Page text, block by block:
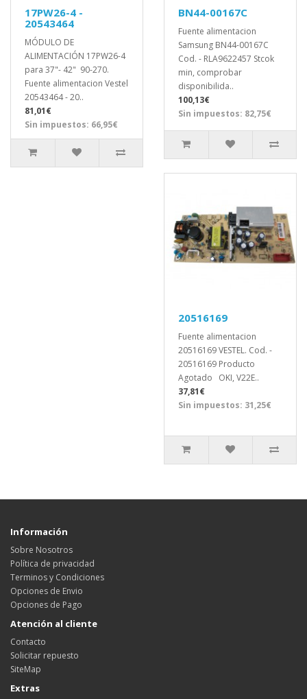
17PW26-4 -
20543464
MÓDULO DE
ALIMENTACIÓN 17PW26-4
para 37"- 42" 90-270.
Fuente alimentacion Vestel
20543464 - 20..
81,01€
Sin impuestos: 66,95€
BN44-00167C
Fuente alimentacion
Samsung BN44-00167C
Cod. - RLA9622457 Stcok
min, comprobar
disponibilida..
100,13€
Sin impuestos: 82,75€
20516169
Fuente alimentacion
20516169 VESTEL. Cod. -
20516169 Producto
Agotado OKI, V22E..
37,81€
Sin impuestos: 31,25€
Información
Sobre Nosotros
Política de privacidad
Terminos y Condiciones
Opciones de Envio
Opciones de Pago
Atención al cliente
Contacto
Solicitar repuesto
SiteMap
Extras